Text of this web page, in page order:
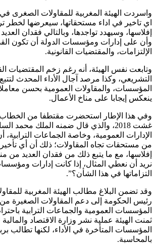
واسردت الهيئة المغربية للمقاولات الصغرى
اي تاخير في اداء مستحقاتها، سيعرضها لخطر
إفلاسها، وسيهدد تواجدها، وبالتالي فقدان
وأن على إدارات ومؤسسات الدولة أن تكون
الإلتزامات، والمقتضيات القانونية.
وتابعت نفس الهيئة، أنه رغم زخم المقتضيات
التشريعي، وكذا مرصد آجال الأداء المحدث
المؤسسات، والمقاولات العمومية بحسن
ينعكس إيجابا على مناخ الأعمال.
غشت 2018، والذي قال ضمنه الملك محمد
الإدارات العمومية، وخاصة الجماعات الترابية،
من مستحقات تجاه المقاولات؛ ذلك أن أي
إفلاسها، مع ما يتبع ذلك من فقدان العديد
نريد أن نعطي المثال، إذا كانت إدارات
التزاماتها في هذا الشأن؟”.
وقد تضمن البلاغ مطالب الهيئة المغربية
رئيس الحكومة إلى دعم المقاولات الصغيرة من
المؤسسات العمومية والجماعات الترابية
ثمنت الهيئة عملية نشر وزارة الاقتصاد
المؤسسات المتأخرة في الأداء، لكنها تطالب
بالمحاسبة.